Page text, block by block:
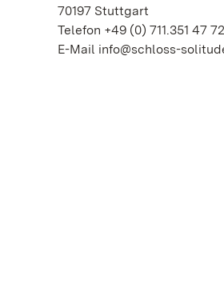
70197 Stuttgart
Telefon +49 (0) 711.351 47 72
E-Mail info@schloss-